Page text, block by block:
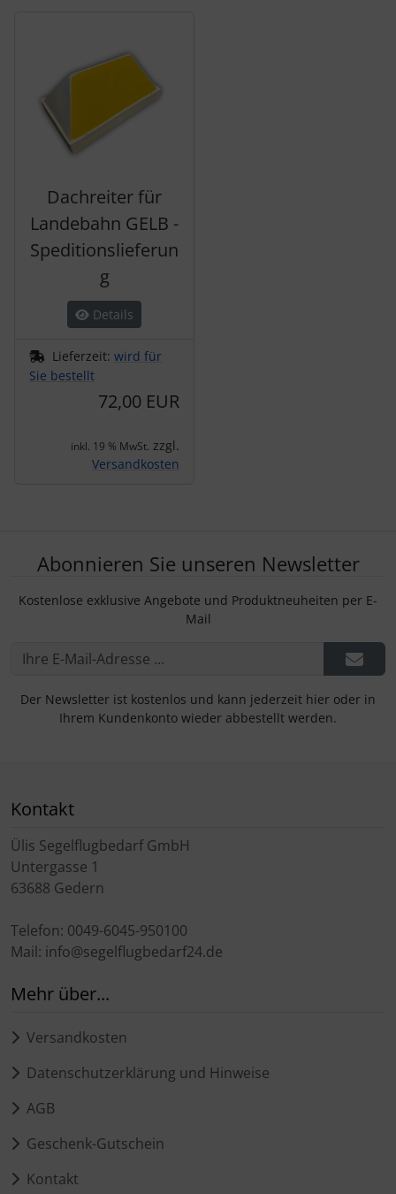
Dachreiter für
Landebahn GELB -
Speditionslieferun
g
Details
Lieferzeit: wird für
Sie bestellt
72,00 EUR
inkl. 19 % MwSt. zzgl.
Versandkosten
Abonnieren Sie unseren Newsletter
Kostenlose exklusive Angebote und Produktneuheiten per E-
Mail
Der Newsletter ist kostenlos und kann jederzeit hier oder in
Ihrem Kundenkonto wieder abbestellt werden.
Kontakt
Ülis Segelflugbedarf GmbH
Untergasse 1
63688 Gedern
Telefon: 0049-6045-950100
Mail: info@segelflugbedarf24.de
Mehr über...
Versandkosten
Datenschutzerklärung und Hinweise
AGB
Geschenk-Gutschein
Kontakt